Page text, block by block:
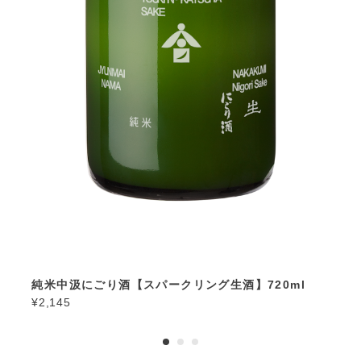
純米中汲にごり酒【スパークリング生酒】720ml
¥2,145